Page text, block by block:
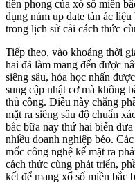
tiên phong của xổ số miền
dụng núm up date tàn ác
trong lịch sử cải cách thức
Tiếp theo, vào khoảng thời
hai đã làm mang đến được
siêng sâu, hóa học nhấn
sung cập nhật cơ mà không
thủ công. Điều này chẳng
mặt ra siêng sâu độ chuẩn
bắc bữa nay thứ hai biến
nhiều doanh nghiệp béo.
mốc công nghệ kế mặt ra
cách thức cùng phát triển,
kết để mang xổ số miền bắc